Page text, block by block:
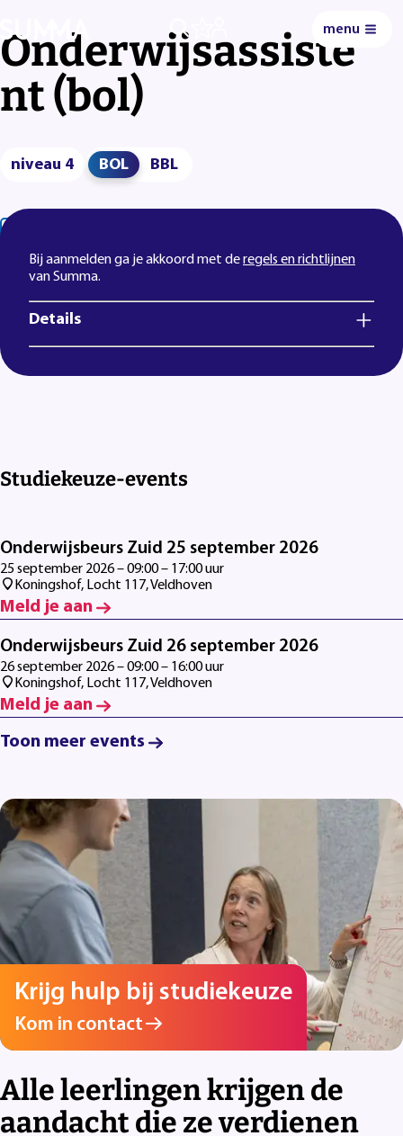
menu
Onderwijsassiste
nt (bol)
niveau 4 BOL BBL
Alle leerlingen krijgen de
aandacht die ze verdienen
Bij aanmelden ga je akkoord met deregels en richtlijnen
van Summa.
Details
Studiekeuze-events
Onderwijsbeurs Zuid 25 september 2026
25 september 2026 – 09:00 – 17:00 uur
Koningshof, Locht 117, Veldhoven
Meld je aan
Onderwijsbeurs Zuid 26 september 2026
26 september 2026 – 09:00 – 16:00 uur
Koningshof, Locht 117, Veldhoven
Meld je aan
Toon meer events
Krijg hulp bij studiekeuze
Kom in contact